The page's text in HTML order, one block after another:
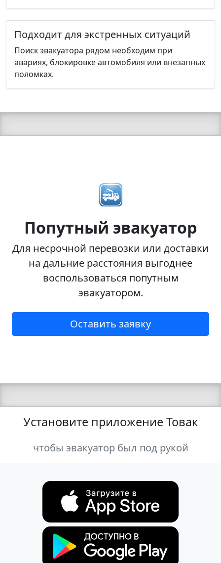
Подходит для экстренных ситуаций
Поиск эвакуатора рядом необходим при
авариях, блокировке автомобиля или внезапных
поломках.
Попутный эвакуатор
Для несрочной перевозки или доставки
на дальние расстояния выгоднее
воспользоваться попутным
эвакуатором.
Оставить заявку
Установите приложение Товак
чтобы эвакуатор был под рукой